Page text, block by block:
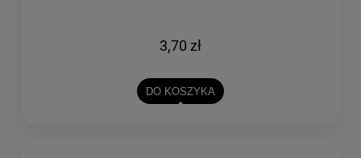
3,70 zł
DO KOSZYKA